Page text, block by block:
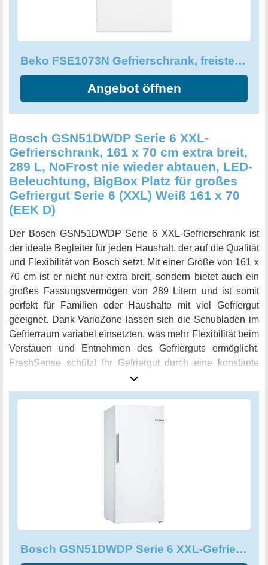
Beko FSE1073N Gefrierschrank, freistehend, MinFrost
Angebot öffnen
Bosch GSN51DWDP Serie 6 XXL-
Gefrierschrank, 161 x 70 cm extra breit,
289 L, NoFrost nie wieder abtauen, LED-
Beleuchtung, BigBox Platz für großes
Gefriergut Serie 6 (XXL) Weiß 161 x 70
(EEK D)
Der Bosch GSN51DWDP Serie 6 XXL-Gefrierschrank ist
der ideale Begleiter für jeden Haushalt, der auf die Qualität
und Flexibilität von Bosch setzt. Mit einer Größe von 161 x
70 cm ist er nicht nur extra breit, sondern bietet auch ein
großes Fassungsvermögen von 289 Litern und ist somit
perfekt für Familien oder Haushalte mit viel Gefriergut
geeignet. Dank VarioZone lassen sich die Schubladen im
Gefrierraum variabel einsetzten, was mehr Flexibilität beim
Verstauen und Entnehmen des Gefrierguts ermöglicht.
FreshSense schützt Ihr Gefriergut durch eine konstante
Gefriertemperatur und spart somit Energie. Die langlebige
LED-Beleuchtung sorgt für eine gleichmäßige und
blendfreie Ausleuchtung des Kühlraums und dank der
BigBox-Gefriergutschublade können Sie Einfrierbehälter
stapeln oder auch großes Gefriergut platzsparend
nie wieder abtauen! Der Bosch GSN51DWDP Serie 6
Sie sich selbst von der hervorragenden Qualität des Bosch
Sie perfekt gekühlte und frische Lebensmittel.
Bosch GSN51DWDP Serie 6 XXL-Gefrierschrank, 161 x 70 cm extra breit